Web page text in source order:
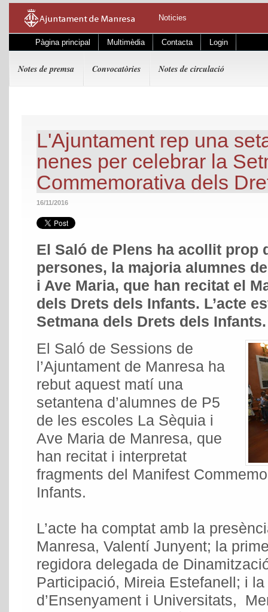
Noticies
Pàgina principal Multimèdia Contacta Login
Notes de premsa Convocatòries Notes de circulació
L'Ajuntament rep una
nenes per celebrar la
Commemorativa dels
16/11/2016
El Saló de Plens ha acollit prop
persones, la majoria alumnes
i Ave Maria, que han recitat el
dels Drets dels Infants. L’acte
Setmana dels Drets dels Infants.
El Saló de Sessions de
l’Ajuntament de Manresa ha
rebut aquest matí una
setantena d’alumnes de P5
de les escoles La Sèquia i
Ave Maria de Manresa, que
han recitat i interpretat
fragments del Manifest
Infants.
L’acte ha comptat amb la
Manresa, Valentí Junyent; la
regidora delegada de
Participació, Mireia Estefanell; i
d’Ensenyament i Universitats,